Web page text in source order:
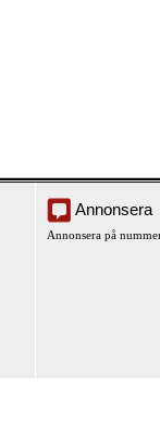
Annonsera
Annonsera på